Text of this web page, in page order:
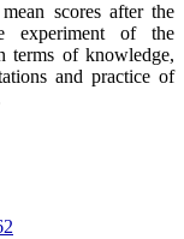
scores after the
experiment of the
terms of knowledge,
and practice of